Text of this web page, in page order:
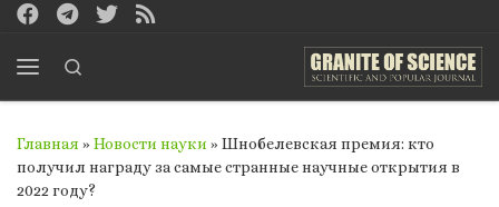
Перейти к содержимому
Главная » Новости науки » Шнобелевская премия: кто
получил награду за самые странные научные открытия в
2022 году?